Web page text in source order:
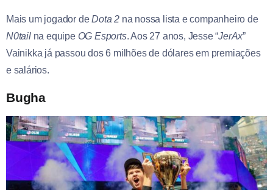
Mais um jogador deDota 2 na nossa lista e companheiro de
N0tailna equipe OG Esports. Aos 27 anos, Jesse “JerAx”
Vainikka já passou dos 6 milhões de dólares em premiações
e salários.
Bugha